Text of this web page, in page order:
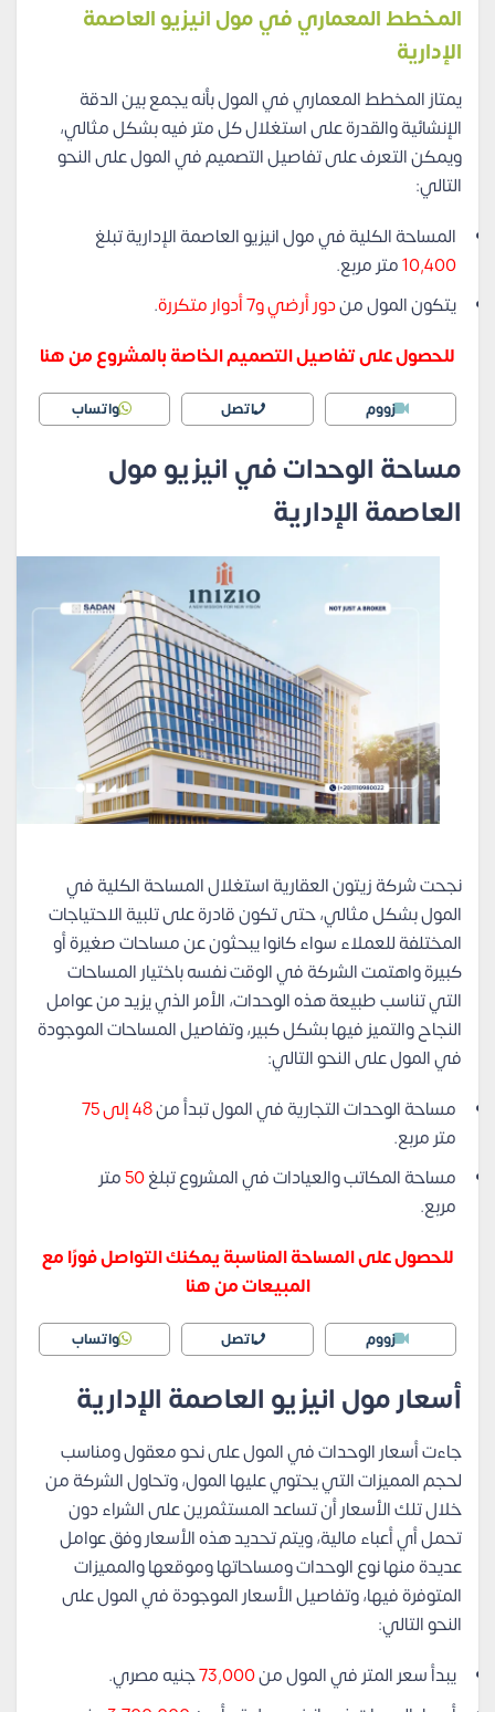
المخطط المعماري في مول انيزيو العاصمة
الإدارية
يمتاز المخطط المعماري في المول بأنه يجمع بين الدقة
الإنشائية والقدرة على استغلال كل متر فيه بشكل مثالي،
ويمكن التعرف على تفاصيل التصميم في المول على النحو
التالي:
المساحة الكلية في مول انيزيو العاصمة الإدارية تبلغ
10,400متر مربع.
يتكون المول مندور أرضي و7 أدوار متكررة
.
للحصول على تفاصيل التصميم الخاصة بالمشروع من هنا
زووم اتصل واتساب
مساحة الوحدات في انيزيو مول
العاصمة الإدارية
نجحت شركة زيتون العقارية استغلال المساحة الكلية في
المول بشكل مثالي، حتى تكون قادرة على تلبية الاحتياجات
المختلفة للعملاء سواء كانوا يبحثون عن مساحات صغيرة أو
كبيرة واهتمت الشركة في الوقت نفسه باختيار المساحات
التي تناسب طبيعة هذه الوحدات، الأمر الذي يزيد من عوامل
النجاح والتميز فيها بشكل كبير، وتفاصيل المساحات الموجودة
في المول على النحو التالي:
مساحة الوحدات التجارية في المول تبدأ من48 إلى 75
متر مربع.
مساحة المكاتب والعيادات في المشروع تبلغ50متر
مربع.
للحصول على المساحة المناسبة يمكنك التواصل فورًا مع
المبيعات من هنا
زووم اتصل واتساب
أسعار مول انيزيو العاصمة الإدارية
جاءت أسعار الوحدات في المول على نحو معقول ومناسب
لحجم المميزات التي يحتوي عليها المول، وتحاول الشركة من
خلال تلك الأسعار أن تساعد المستثمرين على الشراء دون
تحمل أي أعباء مالية، ويتم تحديد هذه الأسعار وفق عوامل
عديدة منها نوع الوحدات ومساحاتها وموقعها والمميزات
المتوفرة فيها، وتفاصيل الأسعار الموجودة في المول على
النحو التالي:
يبدأ سعر المتر في المول من73,000جنيه مصري.